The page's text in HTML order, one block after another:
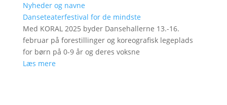
Nyheder og navne
Danseteaterfestival for de mindste
Med KORAL 2025 byder Dansehallerne 13.-16.
februar på forestillinger og koreografisk legeplads
for børn på 0-9 år og deres voksne
Læs mere